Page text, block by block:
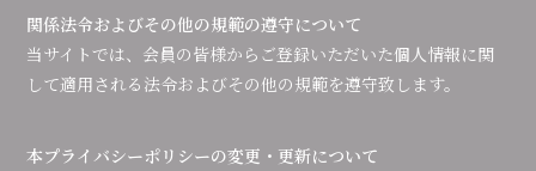
関係法令およびその他の規範の遵守について
当サイトでは、会員の皆様からご登録いただいた個人情報に関
して適用される法令およびその他の規範を遵守致します。
本プライバシーポリシーの変更・更新について